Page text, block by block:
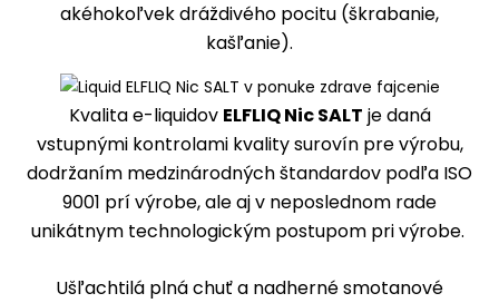
akéhokoľvek dráždivého pocitu (škrabanie,
kašľanie).
Kvalita e-liquidov ELFLIQ Nic SALT je daná
vstupnými kontrolami kvality surovín pre výrobu,
dodržaním medzinárodných štandardov podľa ISO
9001 prí výrobe, ale aj v neposlednom rade
unikátnym technologickým postupom pri výrobe.
Ušľachtilá plná chuť a nadherné smotanové